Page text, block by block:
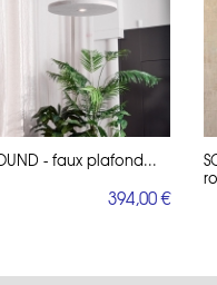
- faux plafond...
394,00 €